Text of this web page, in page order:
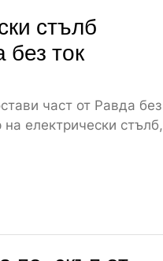
стълб
без ток
част от Равда без
електрически стълб,